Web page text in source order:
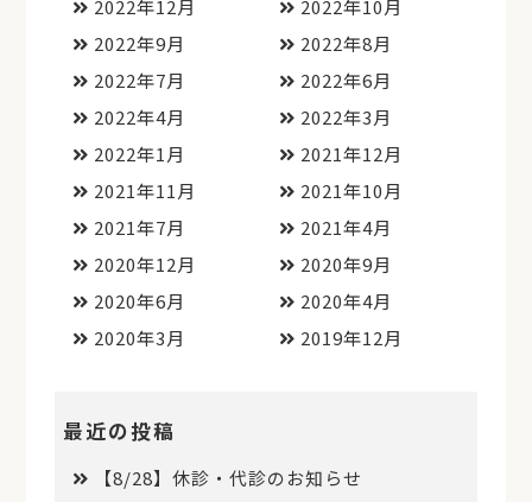
2022年12月
2022年10月
2022年9月
2022年8月
2022年7月
2022年6月
2022年4月
2022年3月
2022年1月
2021年12月
2021年11月
2021年10月
2021年7月
2021年4月
2020年12月
2020年9月
2020年6月
2020年4月
2020年3月
2019年12月
最近の投稿
【8/28】休診・代診のお知らせ